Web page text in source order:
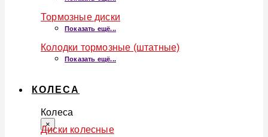
Тормозные диски
Показать ещё...
Колодки тормозные (штатные)
Показать ещё...
КОЛЕСА
Колеса
×
Диски колесные